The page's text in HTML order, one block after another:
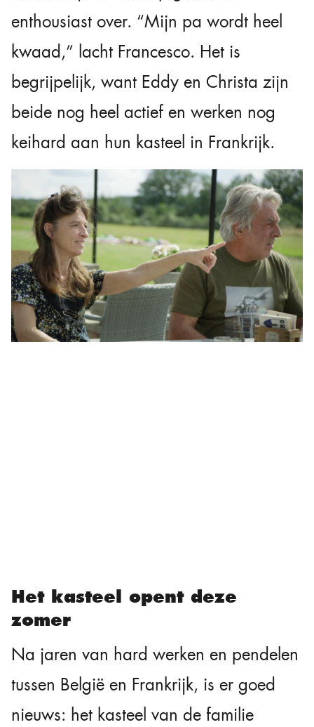
enthousiast over. “Mijn pa wordt heel
kwaad,” lacht Francesco. Het is
begrijpelijk, want Eddy en Christa zijn
beide nog heel actief en werken nog
keihard aan hun kasteel in Frankrijk.
Het kasteel opent deze
zomer
Na jaren van hard werken en pendelen
tussen België en Frankrijk, is er goed
nieuws: het kasteel van de familie